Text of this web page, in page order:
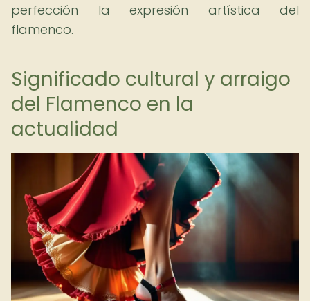
perfección la expresión artística del
flamenco.
Significado cultural y arraigo
del Flamenco en la
actualidad